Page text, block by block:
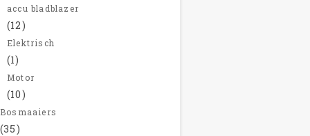
accu bladblazer
(12)
Elektrisch
(1)
Motor
(10)
Bosmaaiers
(35)